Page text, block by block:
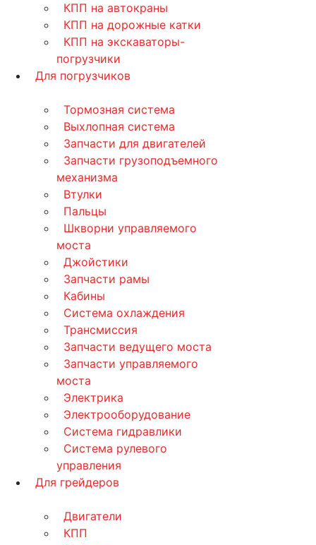
КПП на автокраны
КПП на дорожные катки
КПП на экскаваторы-
погрузчики
Для погрузчиков
Тормозная система
Выхлопная система
Запчасти для двигателей
Запчасти грузоподъемного
механизма
Втулки
Пальцы
Шкворни управляемого
моста
Джойстики
Запчасти рамы
Кабины
Система охлаждения
Трансмиссия
Запчасти ведущего моста
Запчасти управляемого
моста
Электрика
Электрооборудование
Система гидравлики
Система рулевого
управления
Для грейдеров
Двигатели
КПП